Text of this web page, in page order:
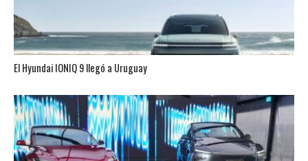
El Hyundai IONIQ 9 llegó a Uruguay